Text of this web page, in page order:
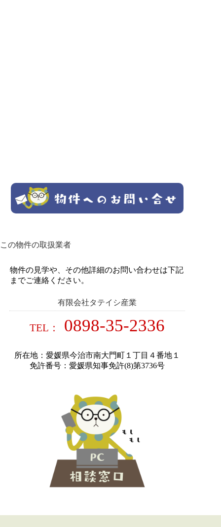
この物件の取扱業者
物件の見学や、その他詳細のお問い合わせは下記
までご連絡ください。
有限会社タテイシ産業
TEL： 0898-35-2336
所在地：愛媛県今治市南大門町１丁目４番地１
免許番号：愛媛県知事免許(8)第3736号